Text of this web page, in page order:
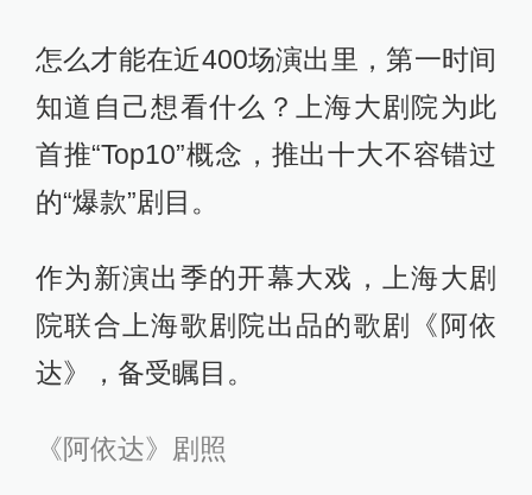
怎么才能在近400场演出里，第一时间
知道自己想看什么？上海大剧院为此
首推“Top10”概念，推出十大不容错过
的“爆款”剧目。
作为新演出季的开幕大戏，上海大剧
院联合上海歌剧院出品的歌剧《阿依
达》，备受瞩目。
《阿依达》剧照